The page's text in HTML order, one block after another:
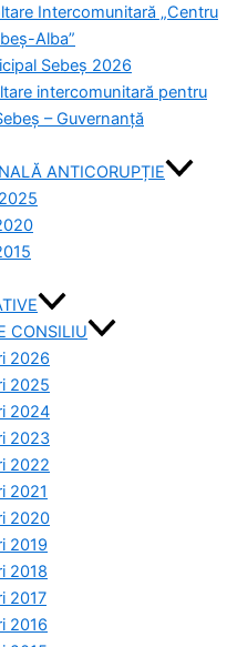
Intercomunitară „Centru
Alba”
Sebeș 2026
intercomunitară pentru
– Guvernanță
ANTICORUPȚIE
CONSILIU
2026
2025
2024
2023
2022
2021
2020
2019
2018
2017
2016